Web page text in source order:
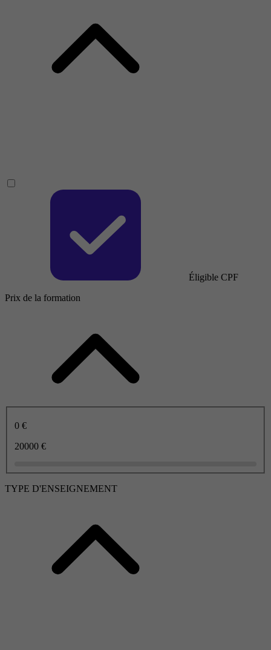
Éligible CPF
Prix de la formation
0 €
20000 €
TYPE D'ENSEIGNEMENT